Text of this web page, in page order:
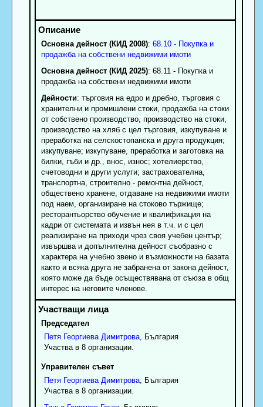
Основна дейност (КИД 2008): 68.10 - Покупка и
продажба на собствени недвижими имоти
Основна дейност (КИД 2025): 68.11 - Покупка и
продажба на собствени недвижими имоти
Дейности: търговия на едро и дребно, търговия с
хранителни и промишлени стоки, продажба на стоки
от собствено производство, производство на стоки,
производство на хляб с цел търговия, изкупуване и
преработка на селскостопанска и друга продукция;
изкупуване; изкупуване, преработка и заготовка на
билки, гъби и др., внос, износ; хотелиерство,
счетоводни и други услуги; застрахователна,
транспортна, строително - ремонтна дейност,
обществено хранене, отдаване на недвижими имоти
под наем, организиране на стоково тържище;
ресторантьорство обучение и квалификация на
кадри от системата и извън нея в т.ч. и с цел
реализиране на приходи чрез своя учебен център;
извършва и допълнителна дейност съобразно с
характера на учебно звено и възможности на базата
както и всяка друга не забранена от закона дейност,
която може да бъде осъществявана от съюза в общ
интерес на неговите членове.
Председател
Петя Георгиева Димитрова, България
Участва в 8 организации.
Управителен съвет
Петя Георгиева Димитрова, България
Участва в 8 организации.